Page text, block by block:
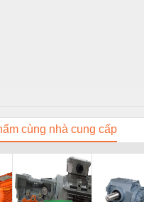
cùng nhà cung cấp